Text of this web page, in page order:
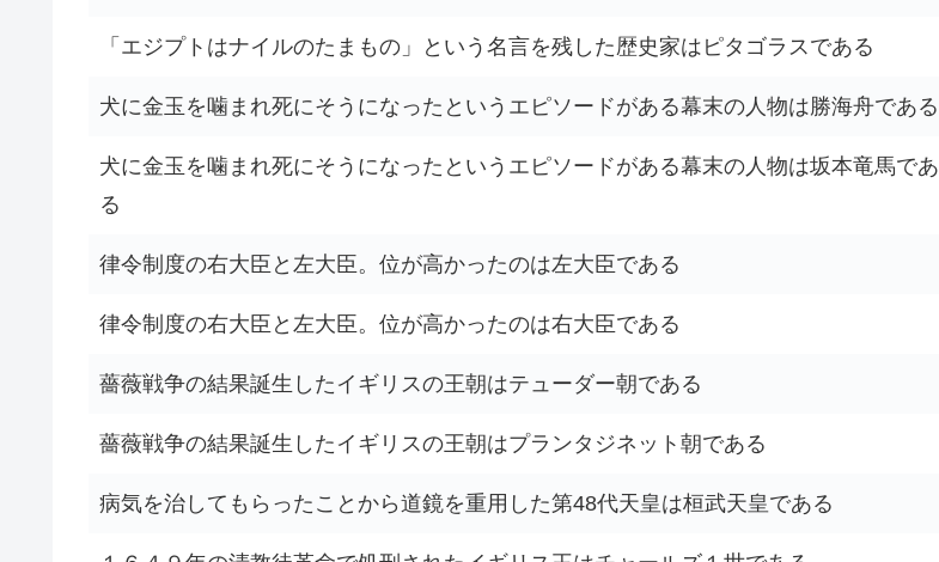
「エジプトはナイルのたまもの」という名言を残した歴史家はピタゴラスである
犬に金玉を噛まれ死にそうになったというエピソードがある幕末の人物は勝海舟である
犬に金玉を噛まれ死にそうになったというエピソードがある幕末の人物は坂本竜馬であ
る
律令制度の右大臣と左大臣。位が高かったのは左大臣である
律令制度の右大臣と左大臣。位が高かったのは右大臣である
薔薇戦争の結果誕生したイギリスの王朝はテューダー朝である
薔薇戦争の結果誕生したイギリスの王朝はプランタジネット朝である
病気を治してもらったことから道鏡を重用した第48代天皇は桓武天皇である